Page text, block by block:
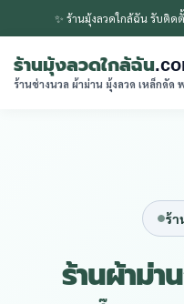
✨ ร้านมุ้งลวดใกล้ฉัน รับติด
ร้านมุ้งลวดใกล้ฉัน
ร้านช่างนวล ผ้าม่าน มุ้งลวด เหล็กดัด
ร้า
ร้านผ้าม่า